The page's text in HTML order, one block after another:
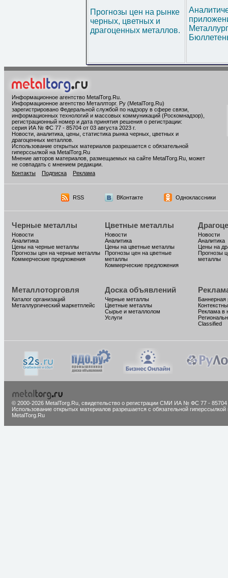
Прогнозы цен на рынке
черных, цветных и
драгоценных металлов.
Информационное агентство MetalTorg.Ru
Информационное агентство Металлторг. Ру (MetalTorg.Ru)
зарегистрировано Федеральной службой по надзору в сфере связи,
информационных технологий и массовых коммуникаций (Роскомнадзор),
регистрационный номер и дата принятия решения о регистрации:
серия ИА № ФС 77 - 85704 от 03 августа 2023 г.
Новости, аналитика, цены, статистика рынка черных, цветных и
драгоценных металлов.
Использование открытых материалов разрешается с обязательной
гиперссылкой на MetalTorg.Ru
Мнение авторов материалов, размещаемых на сайте MetalTorg.Ru, может
не совпадать с мнением редакции.
Контакты
Подписка Реклама
RSS ВКонтакте Одноклассники
Черные металлы
Новости
Аналитика
Цены на черные металлы
Прогнозы цен на черные металлы
Коммерческие предложения
Цветные металлы
Новости
Аналитика
Цены на цветные металлы
Прогнозы цен на цветные
металлы
Коммерческие предложения
Новости
Аналитика
Цены на
Прогнозы
металлы
Металлоторговля
Каталог организаций
Металлургический маркетплейс
Доска объявлений
Черные металлы
Цветные металлы
Сырье и металлолом
Услуги
Баннерная
Реклама в
Classified
© 2000-2026 MetalTorg.Ru, cвидетельство о регистрации СМИ ИА № ФС 77 - 85704
Использование открытых материалов разрешается с обязательной гиперссылкой
MetalTorg.Ru